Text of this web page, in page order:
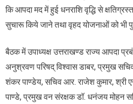
कि आपदा मद में हुई धनराशि वृद्धि से
सुचारू किये जाने तथा वृहद योजनाओं को भी
बैठक में उपाध्यक्ष उत्तराखण्ड राज्य आपदा
अनुश्रवण परिषद् विश्वास डाबर, प्रमुख
शंकर पाण्डेय, सचिव आर. राजेश कुमार, श्री
पाण्डे, प्रमुख वन संरक्षक डॉ. धनंजय मोहन